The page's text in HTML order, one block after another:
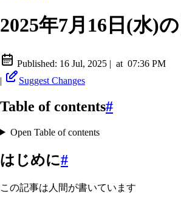
2025年7月16日(水)
Published: 16 Jul, 2025 | at 07:36 PM
|
Suggest Changes
Table of contents#
Open Table of contents
はじめに#
この記事は人間が書いています